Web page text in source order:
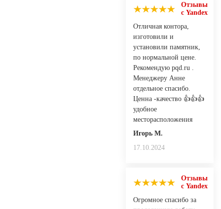
Отзывы
с Yandex
Отличная контора,
изготовили и
установили памятник,
по нормальной цене.
Рекомендую pqd.ru .
Менеджеру Анне
отдельное спасибо.
Ценна -качество 👍👍👍
удобное
месторасположения
Игорь М.
17.10.2024
Отзывы
с Yandex
Огромное спасибо за